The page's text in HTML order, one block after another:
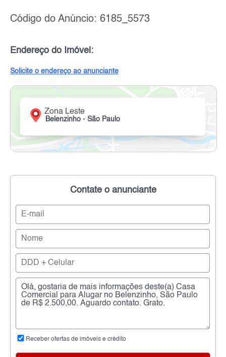
Código do Anúncio: 6185_5573
Endereço do Imóvel:
Solicite o endereço ao anunciante
Zona Leste
Belenzinho - São Paulo
Contate o anunciante
Receber ofertas de imóveis e crédito